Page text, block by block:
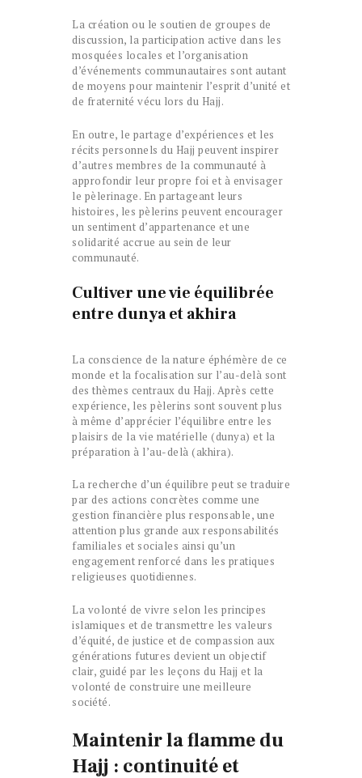
La création ou le soutien de groupes de
discussion, la participation active dans les
mosquées locales et l’organisation
d’événements communautaires sont autant
de moyens pour maintenir l’esprit d’unité et
de fraternité vécu lors du Hajj.
En outre, le partage d’expériences et les
récits personnels du Hajj peuvent inspirer
d’autres membres de la communauté à
approfondir leur propre foi et à envisager
le pèlerinage. En partageant leurs
histoires, les pèlerins peuvent encourager
un sentiment d’appartenance et une
solidarité accrue au sein de leur
communauté.
Cultiver une vie équilibrée
entre dunya et akhira
La conscience de la nature éphémère de ce
monde et la focalisation sur l’au-delà sont
des thèmes centraux du Hajj. Après cette
expérience, les pèlerins sont souvent plus
à même d’apprécier l’équilibre entre les
plaisirs de la vie matérielle (dunya) et la
préparation à l’au-delà (akhira).
La recherche d’un équilibre peut se traduire
par des actions concrètes comme une
gestion financière plus responsable, une
attention plus grande aux responsabilités
familiales et sociales ainsi qu’un
engagement renforcé dans les pratiques
religieuses quotidiennes.
La volonté de vivre selon les principes
islamiques et de transmettre les valeurs
d’équité, de justice et de compassion aux
générations futures devient un objectif
clair, guidé par les leçons du Hajj et la
volonté de construire une meilleure
société.
Maintenir la flamme du
Hajj : continuité et